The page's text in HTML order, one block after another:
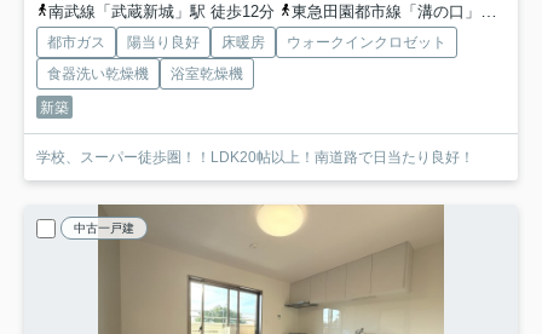
南武線「武蔵新城」駅 徒歩12分
東急田園都市線「溝の口」駅 バス5分 「新作」 停歩3分
都市ガス 陽当り良好 床暖房
ウォークインクロゼット
食器洗い乾燥機
浴室乾燥機
新築
学校、スーパー徒歩圏！！LDK20帖以上！南道路で日当たり良好！
中古一戸建